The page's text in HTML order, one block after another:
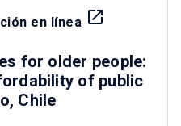
en línea launch
for older people:
of public
Chile